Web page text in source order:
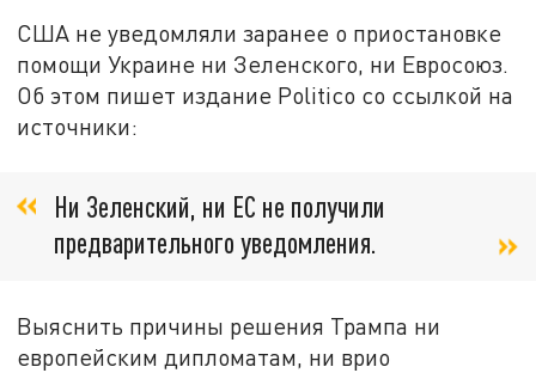
США не уведомляли заранее о приостановке
помощи Украине ни Зеленского, ни Евросоюз.
Об этом пишет издание Politico со ссылкой на
источники:
Ни Зеленский, ни ЕС не получили
предварительного уведомления.
Выяснить причины решения Трампа ни
европейским дипломатам, ни врио